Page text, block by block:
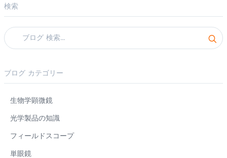
検索
ブログ カテゴリー
生物学顕微鏡
光学製品の知識
フィールドスコープ
単眼鏡